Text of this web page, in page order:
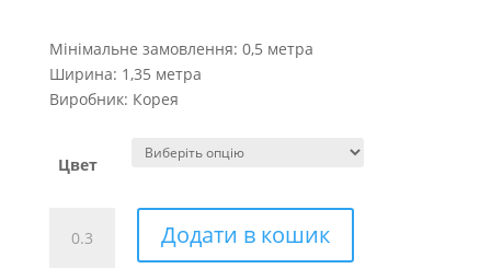
Мінімальне замовлення: 0,5 метра
Ширина: 1,35 метра
Виробник: Корея
Цвет
Berta
Додати в кошик